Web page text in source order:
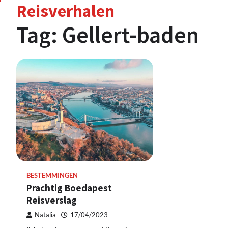
content
Reisverhalen
Tag: Gellert-baden
BESTEMMINGEN
Prachtig Boedapest
Reisverslag
Natalia 17/04/2023